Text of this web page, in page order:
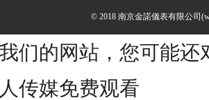
© 2018 南京金諾儀表有限公司
们的网站，您可能还
传媒免费观看